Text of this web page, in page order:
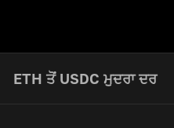
ETH ਤੋਂ USDC ਮੁਦਰਾ ਦਰ